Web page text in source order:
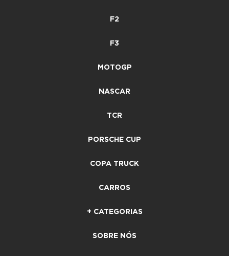
F2
F3
MOTOGP
NASCAR
TCR
PORSCHE CUP
COPA TRUCK
CARROS
+ CATEGORIAS
SOBRE NÓS